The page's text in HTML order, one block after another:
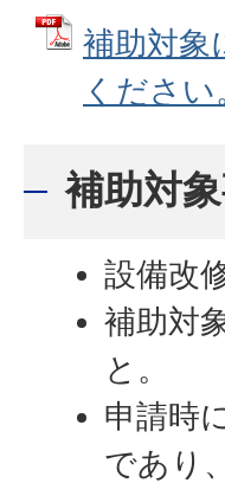
補助対象
くださ
補助対
設備改
補助対
と。
申請時
であり